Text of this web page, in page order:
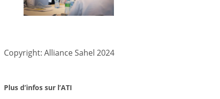
Copyright: Alliance Sahel 2024
Plus d’infos sur l’ATI